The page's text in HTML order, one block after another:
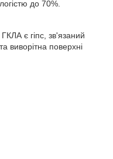
до 70%.
є гіпс, зв'язаний
виворітна поверхні